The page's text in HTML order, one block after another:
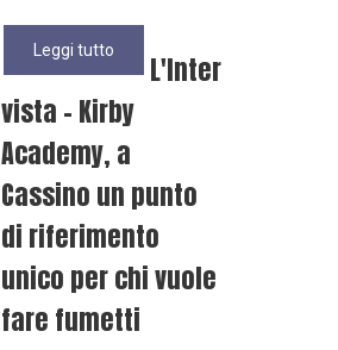
Leggi tutto
L'Inter
vista - Kirby
Academy, a
Cassino un punto
di riferimento
unico per chi vuole
fare fumetti